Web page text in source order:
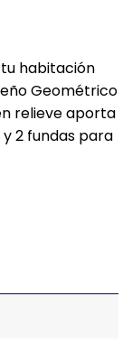
habitación
Geométrico
relieve aporta
2 fundas para